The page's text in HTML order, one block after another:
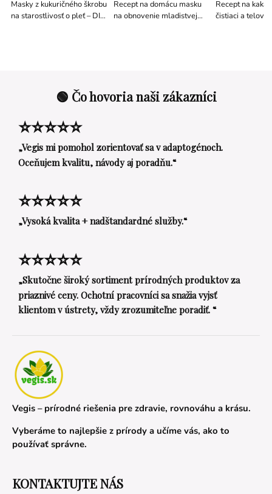
Masky z kukuričného škrobu
na starostlivosť o pleť – DIY
Recept na domácu masku
na obnovenie mladistvej
Recept na
čistiaci a telový
🟢 Čo hovoria naši zákazníci
⭐⭐⭐⭐⭐
„Vegis mi pomohol zorientovať sa v adaptogénoch.
Oceňujem kvalitu, návody aj poradňu.“
⭐⭐⭐⭐⭐
„Vysoká kvalita + nadštandardné služby.“
⭐⭐⭐⭐⭐
„Skutočne široký sortiment prírodných produktov za
priaznivé ceny. Ochotní pracovníci sa snažia vyjsť
klientom v ústrety, vždy zrozumiteľne poradiť. “
Vegis – prírodné riešenia pre zdravie, rovnováhu a krásu.
Vyberáme to najlepšie z prírody a učíme vás, ako to
používať správne.
KONTAKTUJTE NÁS